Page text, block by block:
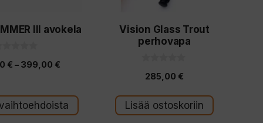
III avokela
€ – 399,00 €Hintaluokka:
-
399,00 €
Vision Glass Trout
perhovapa
5
s
t
ä
285,00 €
Lisää ostoskoriin